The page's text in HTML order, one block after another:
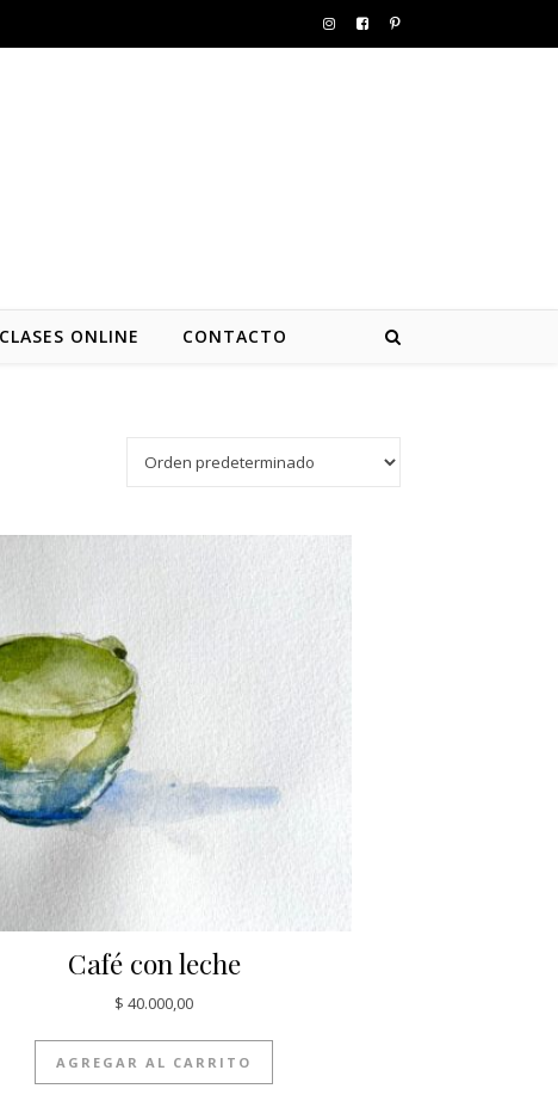
CLASES ONLINE CONTACTO
Café con leche
$ 40.000,00
AGREGAR AL CARRITO